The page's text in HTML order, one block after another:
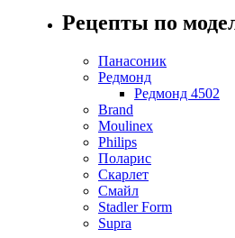
Рецепты по
Панасоник
Редмонд
Редмонд 4502
Brand
Moulinex
Philips
Поларис
Скарлет
Смайл
Stadler Form
Supra